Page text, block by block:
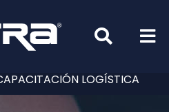
LOGÍSTICA